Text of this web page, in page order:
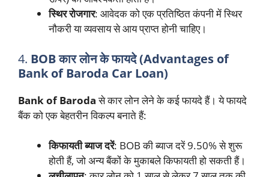
स्थिर रोजगार: आवेदक को एक प्रतिष्ठित कंपनी में स्थिर
नौकरी या व्यवसाय से आय प्राप्त होनी चाहिए।
4. BOB कार लोन के फायदे (Advantages of
Bank of Baroda Car Loan)
Bank of Barodaसे कार लोन लेने के कई फायदे हैं। ये फायदे
बैंक को एक बेहतरीन विकल्प बनाते हैं:
किफायती ब्याज दरें: BOB की ब्याज दरें 9.50% से शुरू
होती हैं, जो अन्य बैंकों के मुकाबले किफायती हो सकती हैं।